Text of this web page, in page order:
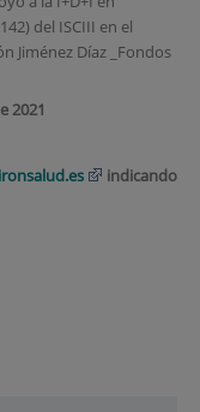
del ISCIII en el
Jiménez Díaz _Fondos
2021
indicando